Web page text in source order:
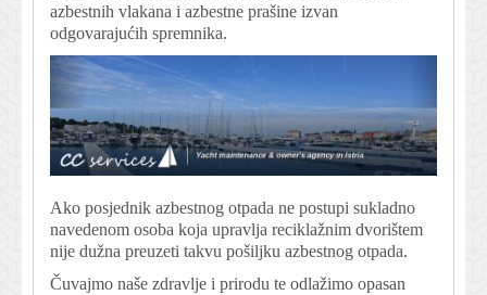
azbestnih vlakana i azbestne prašine izvan
odgovarajućih spremnika.
Ako posjednik azbestnog otpada ne postupi sukladno
navedenom osoba koja upravlja reciklažnim dvorištem
nije dužna preuzeti takvu pošiljku azbestnog otpada.
Čuvajmo naše zdravlje i prirodu te odlažimo opasan